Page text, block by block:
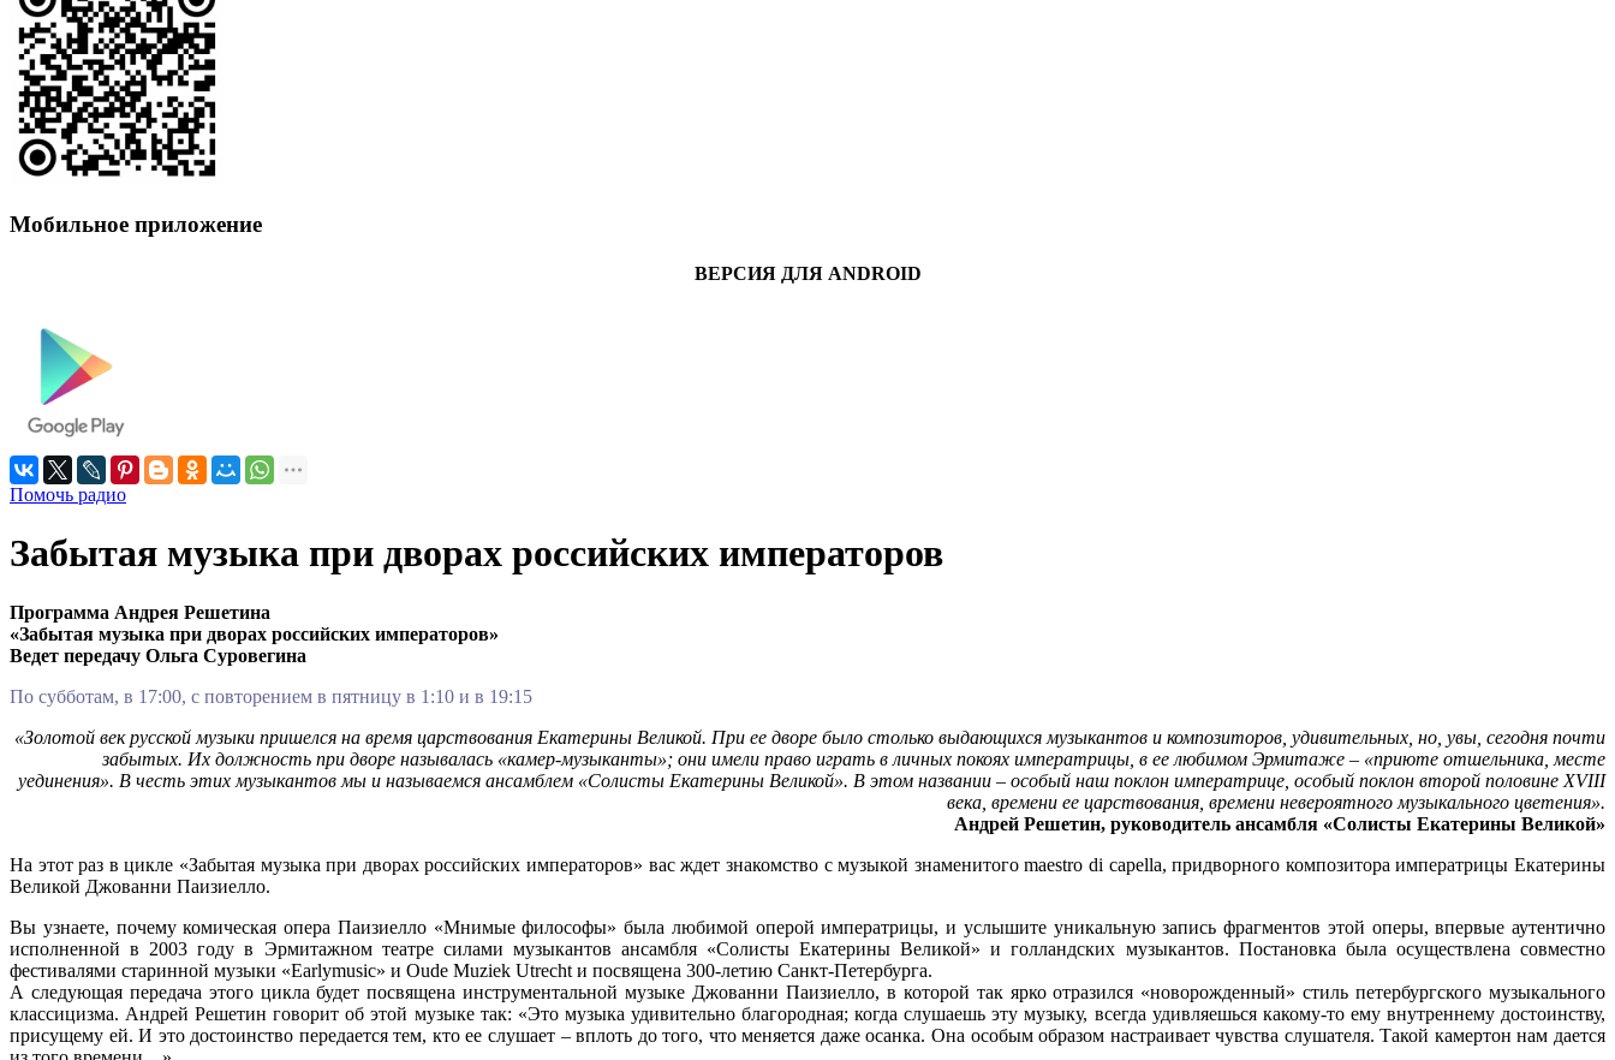
Мобильное приложение
ВЕРСИЯ ДЛЯ ANDROID
Помочь радио
Забытая музыка при дворах российских императоров
Программа Андрея Решетина
«Забытая музыка при дворах российских императоров»
Ведет передачу Ольга Суровегина
По субботам, в 17:00, с повторением в пятницу в 1:10 и в 19:15
«Золотой век русской музыки пришелся на время царствования Екатерины Великой. При ее дворе было столько выдающихся музыкантов и композиторов, удивительных, но, увы, сегодня почти
забытых. Их должность при дворе называлась «камер-музыканты»; они имели право играть в личных покоях императрицы, в ее любимом Эрмитаже – «приюте отшельника, месте
уединения». В честь этих музыкантов мы и называемся ансамблем «Солисты Екатерины Великой». В этом названии – особый наш поклон императрице, особый поклон второй половине XVIII
века, времени ее царствования, времени невероятного музыкального цветения».
Андрей Решетин, руководитель ансамбля «Солисты Екатерины Великой»
На этот раз в цикле «Забытая музыка при дворах российских императоров» вас ждет знакомство с музыкой знаменитого maestro di capella, придворного композитора императрицы Екатерины
Великой Джованни Паизиелло.
Вы узнаете, почему комическая опера Паизиелло «Мнимые философы» была любимой оперой императрицы, и услышите уникальную запись фрагментов этой оперы, впервые аутентично
исполненной в 2003 году в Эрмитажном театре силами музыкантов ансамбля «Солисты Екатерины Великой» и голландских музыкантов. Постановка была осуществлена совместно
фестивалями старинной музыки «Earlymusic» и Oude Muziek Utrecht и посвящена 300-летию Санкт-Петербурга.
А следующая передача этого цикла будет посвящена инструментальной музыке Джованни Паизиелло, в которой так ярко отразился «новорожденный» стиль петербургского музыкального
классицизма. Андрей Решетин говорит об этой музыке так: «Это музыка удивительно благородная; когда слушаешь эту музыку, всегда удивляешься какому-то ему внутреннему достоинству,
присущему ей. И это достоинство передается тем, кто ее слушает – вплоть до того, что меняется даже осанка. Она особым образом настраивает чувства слушателя. Такой камертон нам дается